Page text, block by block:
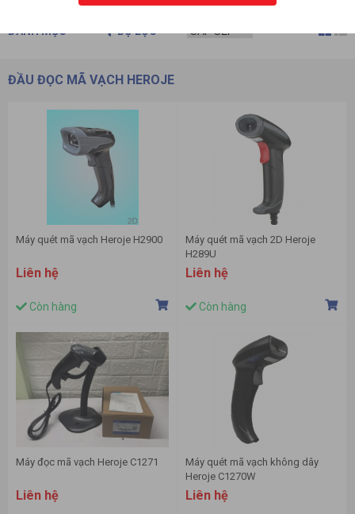
DANH MỤC BỘ LỌC
ĐẦU ĐỌC MÃ VẠCH HEROJE
Máy quét mã vạch Heroje H2900
Liên hệ
Còn hàng
Máy quét mã vạch 2D Heroje
H289U
Liên hệ
Còn hàng
Máy đọc mã vạch Heroje C1271
Liên hệ
Máy quét mã vạch không dây
Heroje C1270W
Liên hệ